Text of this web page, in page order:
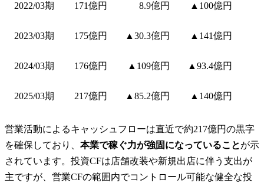
2022/03期 171億円 8.9億円 ▲100億円
2023/03期 175億円 ▲30.3億円 ▲141億円
2024/03期 176億円 ▲109億円 ▲93.4億円
2025/03期 217億円 ▲85.2億円 ▲140億円
営業活動によるキャッシュフローは直近で約217億円の黒字
を確保しており、 本業で稼ぐ力が強固になっていることが示
されています。投資CFは店舗改装や新規出店に伴う支出が
主ですが、営業CFの範囲内でコントロール可能な健全な投